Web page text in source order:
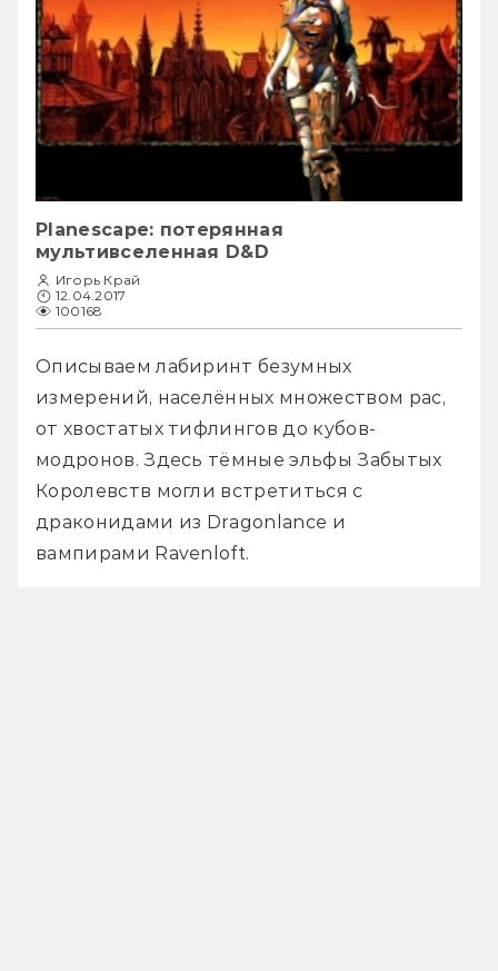
Planescape: потерянная
мультивселенная D&D
Игорь Край
12.04.2017
100168
Описываем лабиринт безумных
измерений, населённых множеством рас,
от хвостатых тифлингов до кубов-
модронов. Здесь тёмные эльфы Забытых
Королевств могли встретиться с
драконидами из Dragonlance и
вампирами Ravenloft.